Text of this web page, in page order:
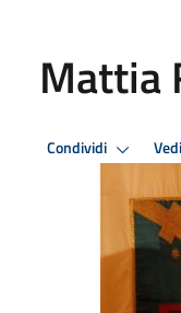
Mattia
Condividi